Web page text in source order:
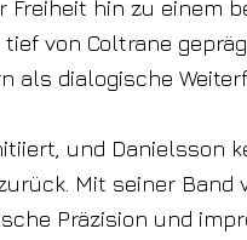
Freiheit hin zu einem
von Coltrane
als dialogische
und Danielsson
Mit seiner Band
Präzision und